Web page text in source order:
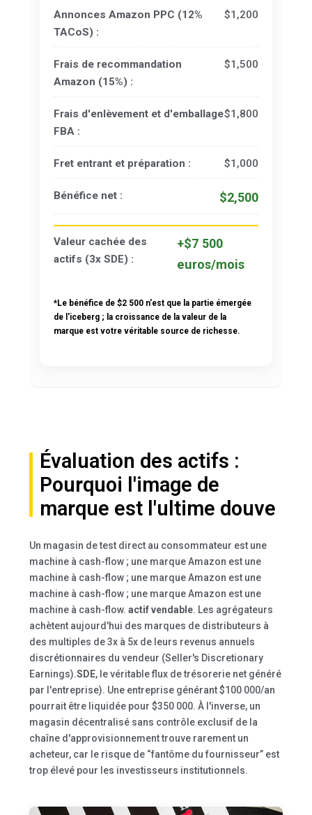
Annonces Amazon PPC (12%
TACoS) :
$1,200
Frais de recommandation
Amazon (15%) :
$1,500
Frais d'enlèvement et d'emballage
FBA :
$1,800
Fret entrant et préparation : $1,000
Bénéfice net : $2,500
Valeur cachée des
actifs (3x SDE) :
+$7 500
euros/mois
*Le bénéfice de $2 500 n'est que la partie émergée
de l'iceberg ; la croissance de la valeur de la
marque est votre véritable source de richesse.
Évaluation des actifs :
Pourquoi l'image de
marque est l'ultime douve
Un magasin de test direct au consommateur est une
machine à cash-flow ; une marque Amazon est une
machine à cash-flow ; une marque Amazon est une
machine à cash-flow ; une marque Amazon est une
machine à cash-flow.actif vendable. Les agrégateurs
achètent aujourd'hui des marques de distributeurs à
des multiples de 3x à 5x de leurs revenus annuels
discrétionnaires du vendeur (Seller's Discretionary
Earnings).SDE, le véritable flux de trésorerie net généré
par l'entreprise). Une entreprise générant $100 000/an
pourrait être liquidée pour $350 000. À l'inverse, un
magasin décentralisé sans contrôle exclusif de la
chaîne d'approvisionnement trouve rarement un
acheteur, car le risque de “fantôme du fournisseur” est
trop élevé pour les investisseurs institutionnels.